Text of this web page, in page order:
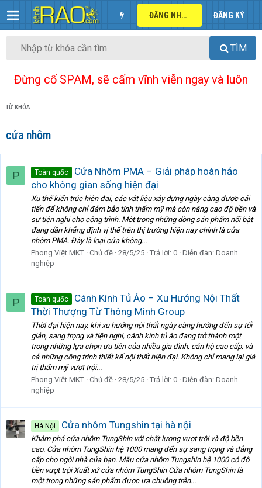
ĐĂNG NHẬP ĐĂNG KÝ
TÌM
Đừng cố SPAM, sẽ cấm vĩnh viễn ngay và luôn
TỪ KHÓA
cửa nhôm
P Toàn quốc
Cửa Nhôm PMA – Giải pháp hoàn hảo
cho không gian sống hiện đại
Xu thế kiến trúc hiện đại, các vật liệu xây dựng ngày càng được cải
tiến để không chỉ đảm bảo tính thẩm mỹ mà còn nâng cao độ bền và
sự tiện nghi cho công trình. Một trong những dòng sản phẩm nổi bật
đang dần khẳng định vị thế trên thị trường hiện nay chính là cửa
nhôm PMA. Đây là loại cửa không...
Phong Việt MKT Chủ đề 28/5/25 Trả lời: 0 Diễn đàn: Doanh
nghiệp
P Toàn quốc
Cánh Kính Tủ Áo – Xu Hướng Nội Thất
Thời Thượng Từ Thông Minh Group
Thời đại hiện nay, khi xu hướng nội thất ngày càng hướng đến sự tối
giản, sang trọng và tiện nghi, cánh kính tủ áo đang trở thành một
trong những lựa chọn ưu tiên của nhiều gia đình, căn hộ cao cấp, và
cả những công trình thiết kế nội thất hiện đại. Không chỉ mang lại giá
trị thẩm mỹ vượt trội...
Phong Việt MKT Chủ đề 28/5/25 Trả lời: 0 Diễn đàn: Doanh
nghiệp
Hà Nội Cửa nhôm Tungshin tại hà nội
Khám phá cửa nhôm TungShin với chất lượng vượt trội và độ bền
cao. Cửa nhôm TungShin hệ 1000 mang đến sự sang trọng và đẳng
cấp cho ngôi nhà của bạn. Mẫu cửa nhôm Tungshin hệ 1000 có độ
bền vượt trội Xuất xứ cửa nhôm TungShin Cửa nhôm TungShin là
một trong những sản phẩm được ưa chuộng trên...